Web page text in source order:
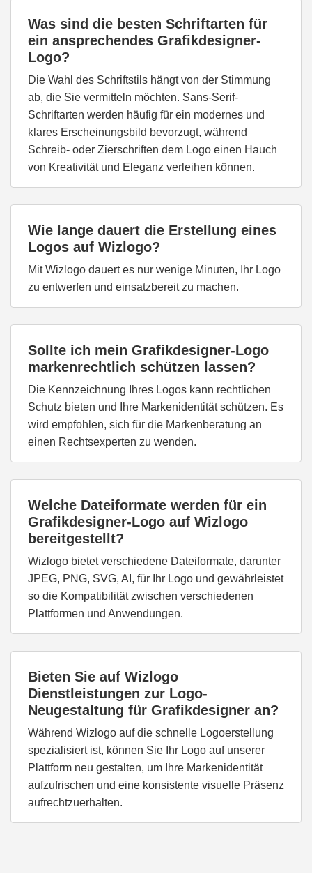
Was sind die besten Schriftarten für
ein ansprechendes Grafikdesigner-
Logo?
Die Wahl des Schriftstils hängt von der Stimmung
ab, die Sie vermitteln möchten. Sans-Serif-
Schriftarten werden häufig für ein modernes und
klares Erscheinungsbild bevorzugt, während
Schreib- oder Zierschriften dem Logo einen Hauch
von Kreativität und Eleganz verleihen können.
Wie lange dauert die Erstellung eines
Logos auf Wizlogo?
Mit Wizlogo dauert es nur wenige Minuten, Ihr Logo
zu entwerfen und einsatzbereit zu machen.
Sollte ich mein Grafikdesigner-Logo
markenrechtlich schützen lassen?
Die Kennzeichnung Ihres Logos kann rechtlichen
Schutz bieten und Ihre Markenidentität schützen. Es
wird empfohlen, sich für die Markenberatung an
einen Rechtsexperten zu wenden.
Welche Dateiformate werden für ein
Grafikdesigner-Logo auf Wizlogo
bereitgestellt?
Wizlogo bietet verschiedene Dateiformate, darunter
JPEG, PNG, SVG, AI, für Ihr Logo und gewährleistet
so die Kompatibilität zwischen verschiedenen
Plattformen und Anwendungen.
Bieten Sie auf Wizlogo
Dienstleistungen zur Logo-
Neugestaltung für Grafikdesigner an?
Während Wizlogo auf die schnelle Logoerstellung
spezialisiert ist, können Sie Ihr Logo auf unserer
Plattform neu gestalten, um Ihre Markenidentität
aufzufrischen und eine konsistente visuelle Präsenz
aufrechtzuerhalten.